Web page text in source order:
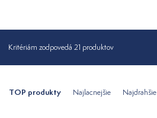
Kritériám zodpovedá 21 produktov
TOP produkty Najlacnejšie Najdrahšie